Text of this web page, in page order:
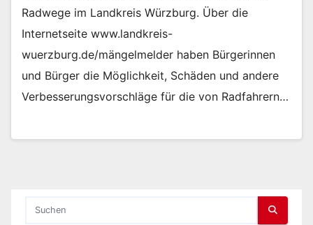
Radwege im Landkreis Würzburg. Über die
Internetseite www.landkreis-
wuerzburg.de/mängelmelder haben Bürgerinnen
und Bürger die Möglichkeit, Schäden und andere
Verbesserungsvorschläge für die von Radfahrern…